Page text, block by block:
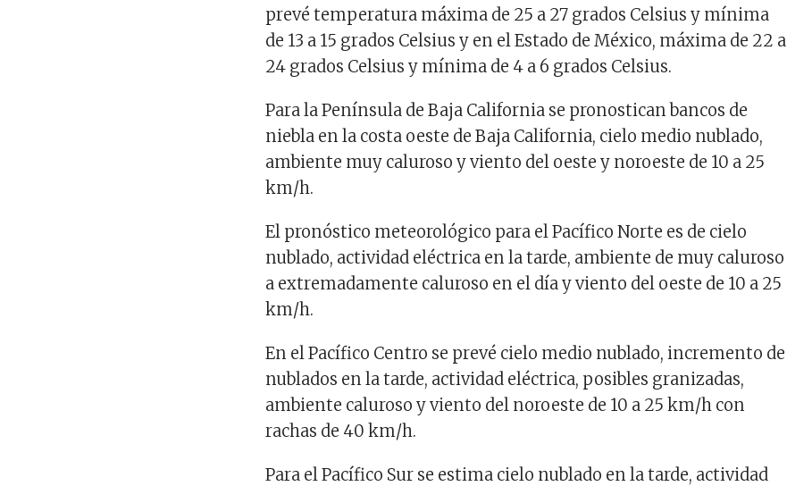
prevé temperatura máxima de 25 a 27 grados Celsius y mínima
de 13 a 15 grados Celsius y en el Estado de México, máxima de 22 a
24 grados Celsius y mínima de 4 a 6 grados Celsius.
Para la Península de Baja California se pronostican bancos de
niebla en la costa oeste de Baja California, cielo medio nublado,
ambiente muy caluroso y viento del oeste y noroeste de 10 a 25
km/h.
El pronóstico meteorológico para el Pacífico Norte es de cielo
nublado, actividad eléctrica en la tarde, ambiente de muy caluroso
a extremadamente caluroso en el día y viento del oeste de 10 a 25
km/h.
En el Pacífico Centro se prevé cielo medio nublado, incremento de
nublados en la tarde, actividad eléctrica, posibles granizadas,
ambiente caluroso y viento del noroeste de 10 a 25 km/h con
rachas de 40 km/h.
Para el Pacífico Sur se estima cielo nublado en la tarde, actividad